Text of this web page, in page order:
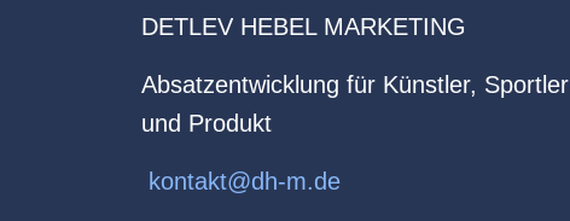
DETLEV HEBEL MARKETING
Absatzentwicklung für Künstler, Sportler
und Produkt
kontakt@dh-m.de